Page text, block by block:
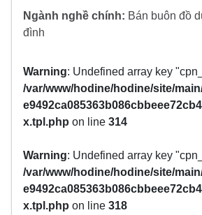
Ngành nghề chính: Bán buôn đồ
đình
Warning: Undefined array key
/var/www/hodine/hodine/site/
x.tpl.php on line 314
Warning: Undefined array key
/var/www/hodine/hodine/site/
x.tpl.php on line 318